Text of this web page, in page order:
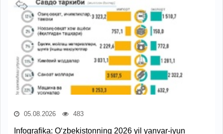
05.08.2026 483
Infografika: O‘zbekistonning 2026 yil yanvar-iyun